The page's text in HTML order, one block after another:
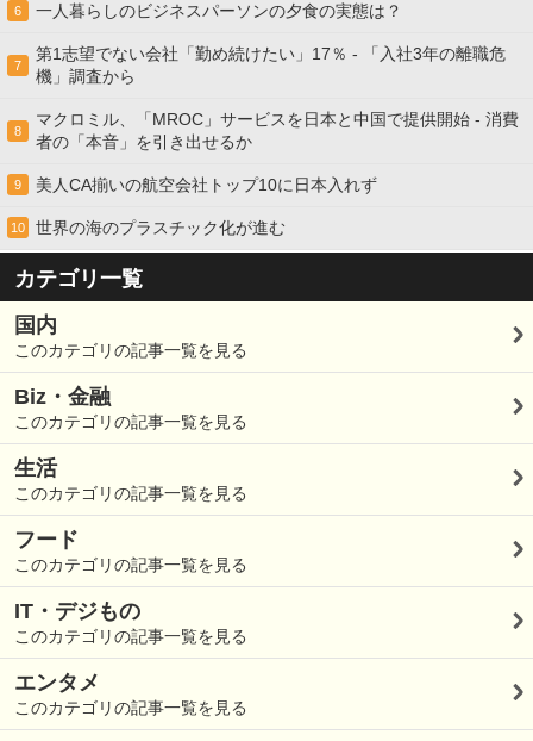
6 一人暮らしのビジネスパーソンの夕食の実態は？
7
第1志望でない会社「勤め続けたい」17％ - 「入社3年の離職危
機」調査から
8
マクロミル、「MROC」サービスを日本と中国で提供開始 - 消費
者の「本音」を引き出せるか
9 美人CA揃いの航空会社トップ10に日本入れず
10 世界の海のプラスチック化が進む
カテゴリ一覧
国内
このカテゴリの記事一覧を見る
Biz・金融
このカテゴリの記事一覧を見る
生活
このカテゴリの記事一覧を見る
フード
このカテゴリの記事一覧を見る
IT・デジもの
このカテゴリの記事一覧を見る
エンタメ
このカテゴリの記事一覧を見る